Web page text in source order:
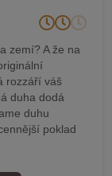
zemí? A že na
rozzáří váš
duha dodá
duhu
poklad